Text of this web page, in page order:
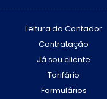
Leitura do Contador
Contratação
Já sou cliente
Tarifário
Formulários